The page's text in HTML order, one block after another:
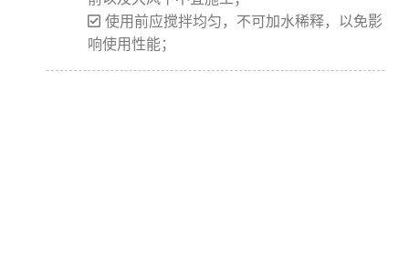
使用前应搅拌均匀，不可加水稀释，以免影
响使用性能；